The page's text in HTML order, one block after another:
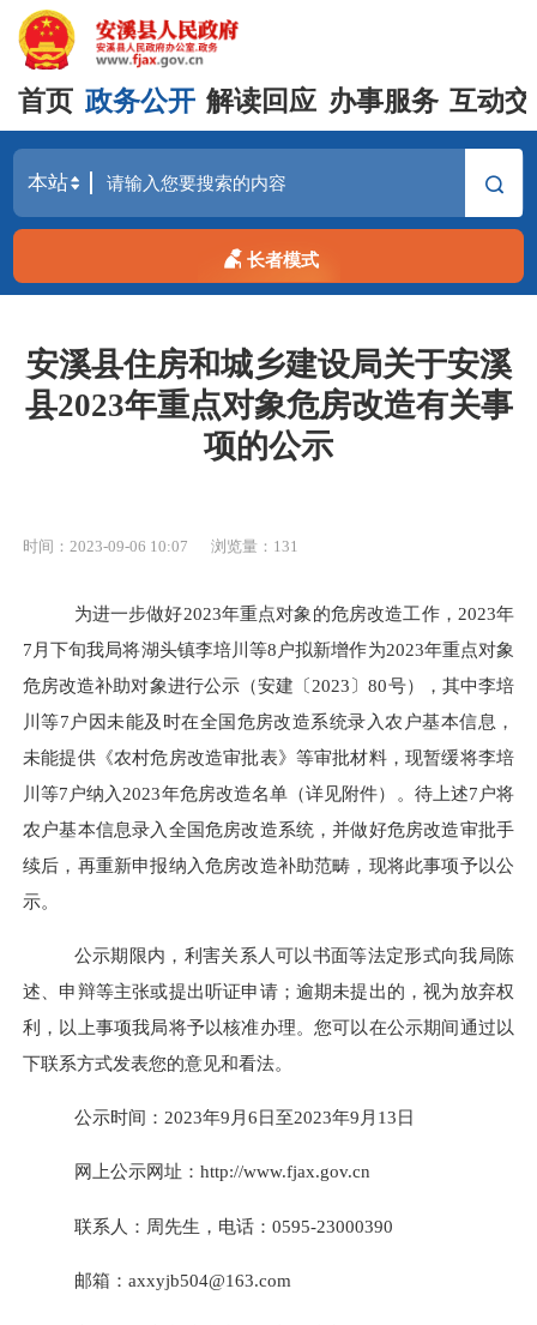
首页 政务公开 解读回应 办事服务 互动
长者模式
安溪县住房和城乡建设局关于安溪
县2023年重点对象危房改造有关事
项的公示
时间：2023-09-06 10:07 浏览量： 131
为进一步做好2023年重点对象的危房改造工作，2023年
7月下旬我局将湖头镇李培川等8户拟新增作为2023年重点对象
危房改造补助对象进行公示（安建〔2023〕80号）， 其中李培
川等7户因未能及时在全国危房改造系统录入农户基本信息，
未能提供《农村危房改造审批表》等审批材料，现暂缓将李培
川等7户纳入2023年危房改造名单（详见附件）。待上述7户将
农户基本信息录入全国危房改造系统，并做好危房改造审批手
续后，再重新申报纳入危房改造补助范畴， 现将此事项予以公
示。
公示期限内，利害关系人可以书面等法定形式向我局陈
述、申辩等主张或提出听证申请；逾期未提出的，视为放弃权
利，以上事项我局将予以核准办理。您可以在公示期间通过以
下联系方式发表您的意见和看法。
公示时间： 2023年9月6日至2023年9月13日
网上公示网址： http://www.fjax.gov.cn
联系人：周先生，电话： 0595-23000390
邮箱： axxyjb504@163.com